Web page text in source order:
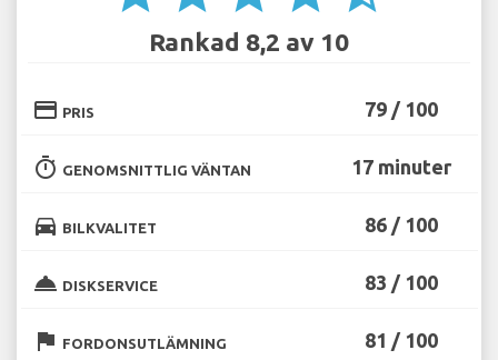
Rankad 8,2 av 10
credit_card PRIS 79 / 100
timer GENOMSNITTLIG VÄNTAN 17 minuter
directions_car BILKVALITET 86 / 100
room_service DISKSERVICE 83 / 100
flag FORDONSUTLÄMNING 81 / 100